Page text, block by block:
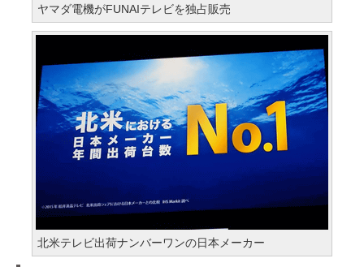
ヤマダ電機がFUNAIテレビを独占販売
北米テレビ出荷ナンバーワンの日本メーカー